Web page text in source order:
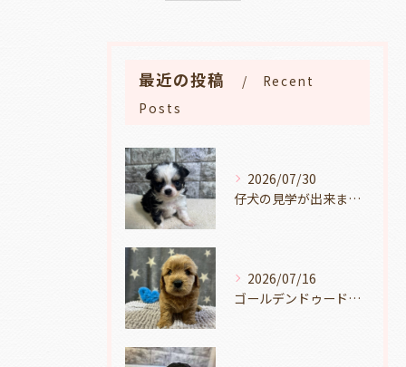
最近の投稿
Recent
Posts
2026/07/30
仔犬の見学が出来ます🐶岐阜県養老町のブリーダーワンダフルパピーです。
2026/07/16
ゴールデンドゥードルの仔犬の見学が出来ます🐶🐶🐶岐阜県養老町のブリーダーワンダフルパピーです。